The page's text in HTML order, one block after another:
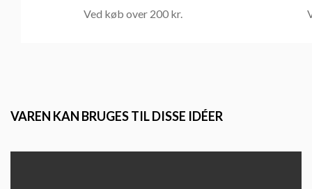
Ved køb over 200 kr.
VAREN KAN BRUGES TIL DISSE IDÉER